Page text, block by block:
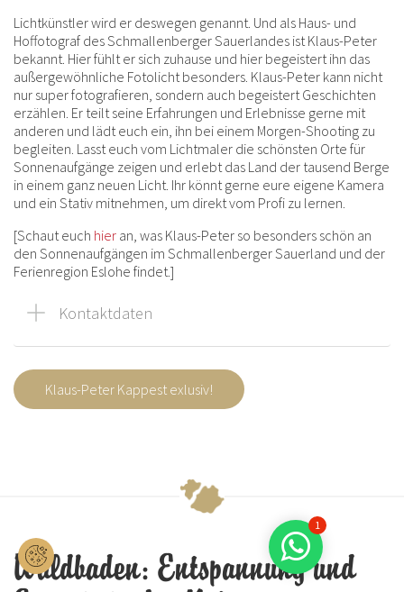
Lichtkünstler wird er deswegen genannt. Und als Haus- und
Hoffotograf des Schmallenberger Sauerlandes ist Klaus-Peter
bekannt. Hier fühlt er sich zuhause und hier begeistert ihn das
außergewöhnliche Fotolicht besonders. Klaus-Peter kann nicht
nur super fotografieren, sondern auch begeistert Geschichten
erzählen. Er teilt seine Erfahrungen und Erlebnisse gerne mit
anderen und lädt euch ein, ihn bei einem Morgen-Shooting zu
begleiten. Lasst euch vom Lichtmaler die schönsten Orte für
Sonnenaufgänge zeigen und erlebt das Land der tausend Berge
in einem ganz neuen Licht. Ihr könnt gerne eure eigene Kamera
und ein Stativ mitnehmen, um direkt vom Profi zu lernen.
[Schaut euch hier an, was Klaus-Peter so besonders schön an
den Sonnenaufgängen im Schmallenberger Sauerland und der
Ferienregion Eslohe findet.]
Kontaktdaten
Klaus-Peter Kappest exlusiv!
Waldbaden: Entspannung und
1